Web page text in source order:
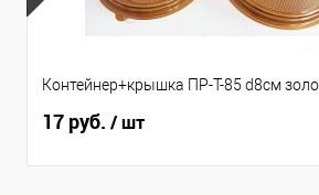
Контейнер+крышка ПР-Т-85 d8см
17 руб. / шт